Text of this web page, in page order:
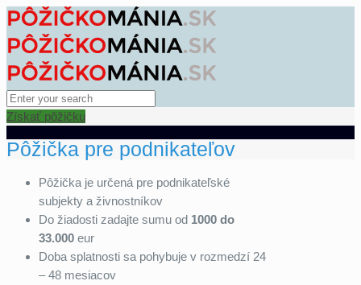
Získať pôžičku
Pôžička pre podnikateľov
Pôžička je určená pre podnikateľské
subjekty a živnostníkov
Do žiadosti zadajte sumu od 1000 do
33.000 eur
Doba splatnosti sa pohybuje v rozmedzí 24
– 48 mesiacov